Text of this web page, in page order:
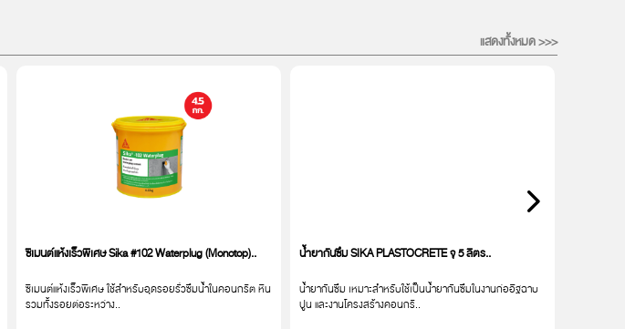
แสดงทั้งหมด >>>
ซีเมนต์แห้งเร็วพิเศษ Sika #102 Waterplug (Monotop)..
ซีเมนต์แห้งเร็วพิเศษ ใช้สำหรับอุดรอยรั่วซึมน้ำในคอนกรีต หิน
รวมทั้งรอยต่อระหว่าง..
น้ำยากันซึม SIKA PLASTOCRETE จุ 5 ลิตร..
น้ำยากันซึม เหมาะสำหรับใช้เป็นน้ำยากันซึมในงานก่ออิฐฉาบ
ปูน และงานโครงสร้างคอนกรี..